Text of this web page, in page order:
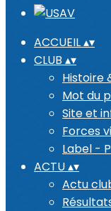
ACCUEIL▴▾
CLUB ▴▾
Histoire
Mot du
Site et
Forces
Label -
ACTU▴▾
Actu